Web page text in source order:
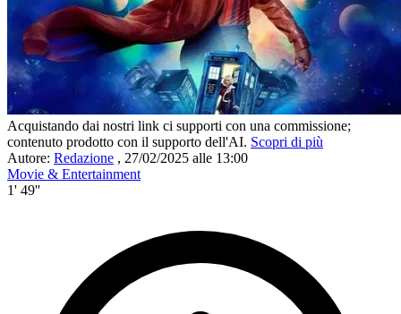
Acquistando dai nostri link ci supporti con una commissione;
contenuto prodotto con il supporto dell'AI. Scopri di più
Autore: Redazione , 27/02/2025 alle 13:00
Movie & Entertainment
1' 49''